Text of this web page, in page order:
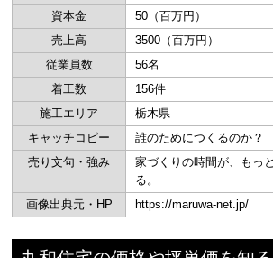
資本金
50（百万円）
売上高
3500（百万円）
従業員数
56名
着工数
156件
施工エリア
栃木県
キャッチコピー
誰のためにつくるのか？
売り文句・強み
家づくりの時間が、もっ
る。
画像出典元・HP
https://maruwa-net.jp/